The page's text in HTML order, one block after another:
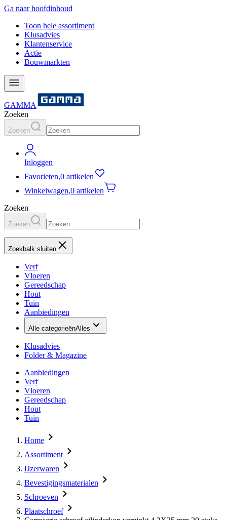
Ga naar hoofdinhoud
Toon hele assortiment
Klusadvies
Klantenservice
Actie
Bouwmarkten
GAMMA
Zoeken
Zoeken
Inloggen
Favorieten,0 artikelen
Winkelwagen,0 artikelen
Zoeken
Zoeken
Zoekbalk sluiten
Verf
Vloeren
Gereedschap
Hout
Tuin
Aanbiedingen
Alle categorieënAlles
Klusadvies
Folder & Magazine
Aanbiedingen
Verf
Vloeren
Gereedschap
Hout
Tuin
Home
Assortiment
IJzerwaren
Bevestigingsmaterialen
Schroeven
Plaatschroef